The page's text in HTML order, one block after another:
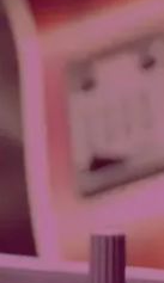
9.
Markus
Am 27. April
Live.
unter